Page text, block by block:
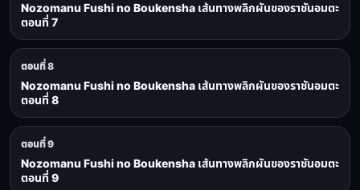
Nozomanu Fushi no Boukensha เส้นทางพลิกผันของราชันอมตะ
ตอนที่ 7
ตอนที่ 8
Nozomanu Fushi no Boukensha เส้นทางพลิกผันของราชันอมตะ
ตอนที่ 8
ตอนที่ 9
Nozomanu Fushi no Boukensha เส้นทางพลิกผันของราชันอมตะ
ตอนที่ 9